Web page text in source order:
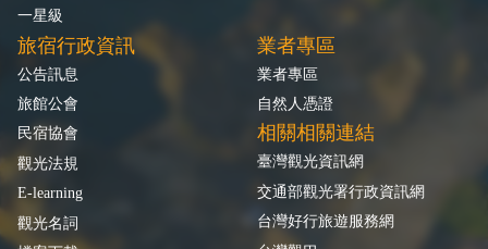
一星級
旅宿行政資訊
公告訊息
旅館公會
民宿協會
觀光法規
E-learning
觀光名詞
業者專區
業者專區
自然人憑證
相關相關連結
臺灣觀光資訊網
交通部觀光署行政資訊網
台灣好行旅遊服務網